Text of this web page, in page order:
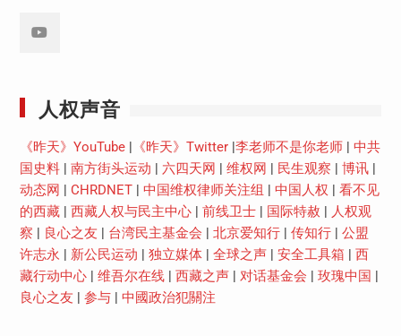
人权声音
《昨天》YouTube| 《昨天》Twitter| 李老师不是你老师| 中共
国史料| 南方街头运动 六四天网 维权网 民生观察 博讯|
动态网
CHRDNET| 中国维权律师关注组 中国人权
看不见
的西藏| 西藏人权与民主中心| 前线卫士| 国际特赦
人权观
察
良心之友 台湾民主基金会 北京爱知行| 传知行| 公盟
许志永
新公民运动 独立媒体| 全球之声| 安全工具箱
西
藏行动中心| 维吾尔在线| 西藏之声| 对话基金会 玫瑰中国
良心之友
参与| 中國政治犯關注